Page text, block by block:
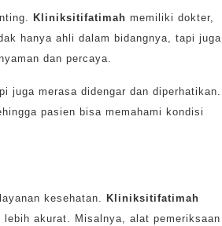
Kliniksitifatimah memiliki dokter,
hanya ahli dalam bidangnya, tapi juga
dan percaya.
juga merasa didengar dan diperhatikan.
pasien bisa memahami kondisi
kesehatan. Kliniksitifatimah
lebih akurat. Misalnya, alat pemeriksaan